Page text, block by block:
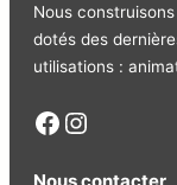
Nous
dotés des
utilisations :
Facebook Instagram